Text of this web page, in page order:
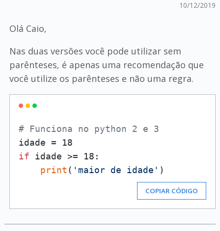
10/12/2019
Olá Caio,
Nas duas versões você pode utilizar sem
parênteses, é apenas uma recomendação que
você utilize os parênteses e não uma regra.
# Funciona no python 2 e 3
if idade >= 18:
print ( 'maior de idade' )
COPIAR CÓDIGO